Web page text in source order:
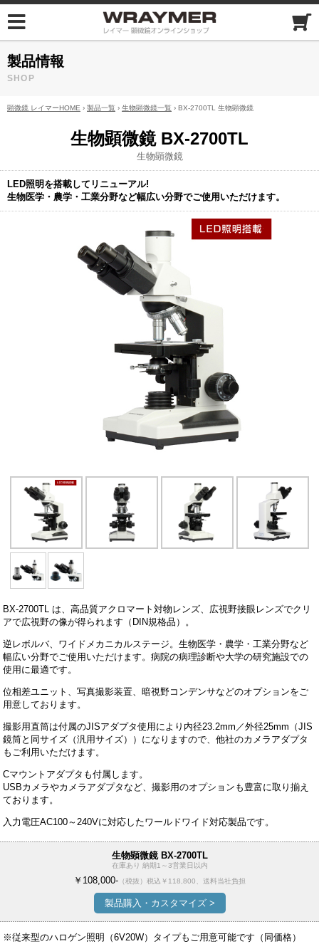
製品情報
SHOP
顕微鏡 レイマーHOME › 製品一覧 › 生物顕微鏡一覧 › BX-2700TL 生物顕微鏡
生物顕微鏡 BX-2700TL
生物顕微鏡
LED照明を搭載してリニューアル!
生物医学・農学・工業分野など幅広い分野でご使用いただけます。
BX-2700TL は、高品質アクロマート対物レンズ、広視野接眼レンズでクリ
アで広視野の像が得られます（DIN規格品）。
逆レボルバ、ワイドメカニカルステージ。生物医学・農学・工業分野など
幅広い分野でご使用いただけます。病院の病理診断や大学の研究施設での
使用に最適です。
位相差ユニット、写真撮影装置、暗視野コンデンサなどのオプションをご
用意しております。
撮影用直筒は付属のJISアダプタ使用により内径23.2mm／外径25mm（JIS
鏡筒と同サイズ（汎用サイズ））になりますので、他社のカメラアダプタ
もご利用いただけます。
Cマウントアダプタも付属します。
USBカメラやカメラアダプタなど、撮影用のオプションも豊富に取り揃え
ております。
入力電圧AC100～240Vに対応したワールドワイド対応製品です。
生物顕微鏡 BX-2700TL
在庫あり 納期1～3営業日以内
￥108,000- （税抜） 税込￥118,800、送料当社負担
製品購入・カスタマイズ >
※従来型のハロゲン照明（6V20W）タイプもご用意可能です（同価格）